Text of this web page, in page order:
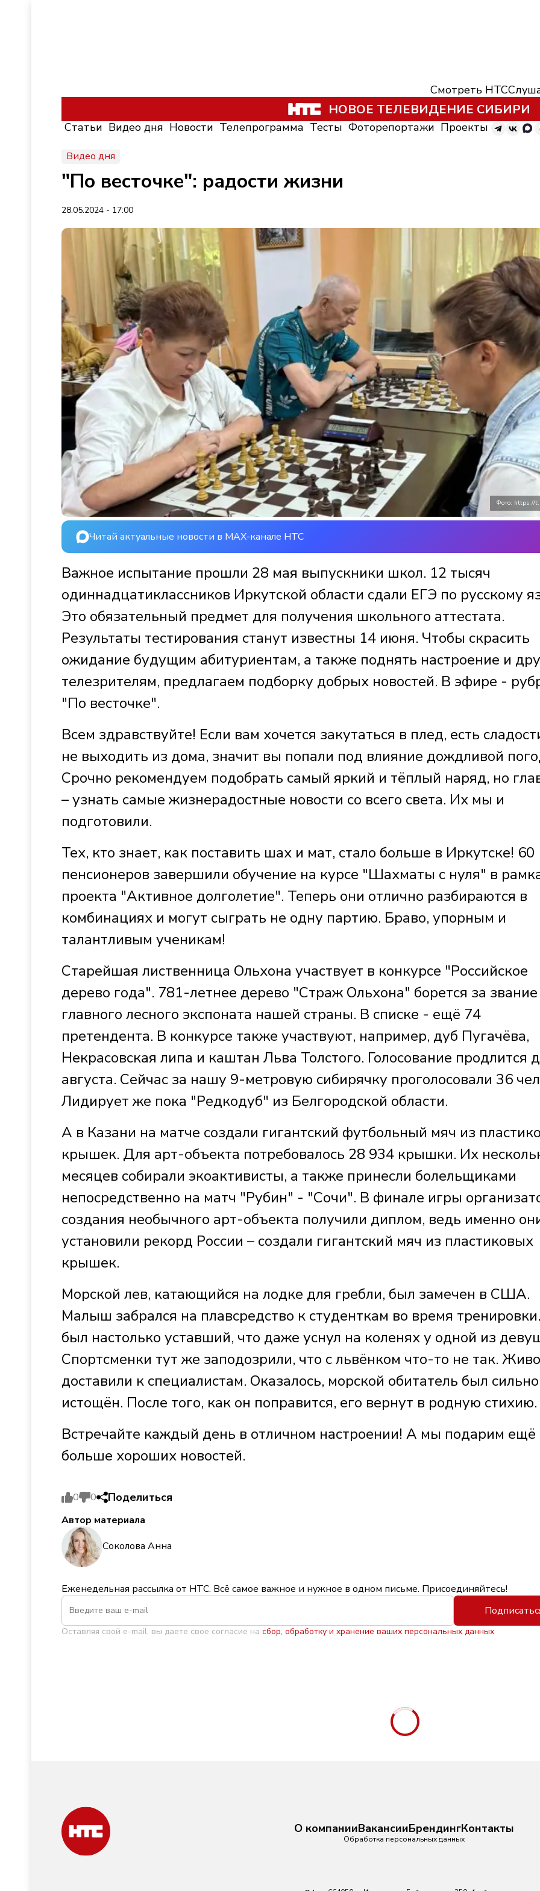
Смотреть НТС
НОВОЕ ТЕЛЕВИДЕНИЕ СИБИРИ
Статьи Видео дня Новости Телепрограмма Тесты Фоторепортажи Проекты
Видео дня
"По весточке": радости жизни
28.05.2024 - 17:00
Фото: https://
Читай актуальные новости в MAX-канале НТС
Важное испытание прошли 28 мая выпускники школ. 12 тысяч
одиннадцатиклассников Иркутской области сдали ЕГЭ по русскому
Это обязательный предмет для получения школьного аттестата.
Результаты тестирования станут известны 14 июня. Чтобы скрасить
ожидание будущим абитуриентам, а также поднять настроение и
телезрителям, предлагаем подборку добрых новостей. В эфире -
"По весточке".
Всем здравствуйте! Если вам хочется закутаться в плед, есть
не выходить из дома, значит вы попали под влияние дождливой
Срочно рекомендуем подобрать самый яркий и тёплый наряд, но
– узнать самые жизнерадостные новости со всего света. Их мы и
подготовили.
Тех, кто знает, как поставить шах и мат, стало больше в Иркутске! 60
пенсионеров завершили обучение на курсе "Шахматы с нуля" в
проекта "Активное долголетие". Теперь они отлично разбираются в
комбинациях и могут сыграть не одну партию. Браво, упорным и
талантливым ученикам!
Старейшая лиственница Ольхона участвует в конкурсе "Российское
дерево года". 781-летнее дерево "Страж Ольхона" борется за звание
главного лесного экспоната нашей страны. В списке - ещё 74
претендента. В конкурсе также участвуют, например, дуб Пугачёва,
Некрасовская липа и каштан Льва Толстого. Голосование продлится
августа. Сейчас за нашу 9-метровую сибирячку проголосовали 36
Лидирует же пока "Редкодуб" из Белгородской области.
А в Казани на матче создали гигантский футбольный мяч из
крышек. Для арт-объекта потребовалось 28 934 крышки. Их
месяцев собирали экоактивисты, а также принесли болельщиками
непосредственно на матч "Рубин" - "Сочи". В финале игры
создания необычного арт-объекта получили диплом, ведь именно
установили рекорд России – создали гигантский мяч из пластиковых
крышек.
Морской лев, катающийся на лодке для гребли, был замечен в США.
Малыш забрался на плавсредство к студенткам во время
был настолько уставший, что даже уснул на коленях у одной из
Спортсменки тут же заподозрили, что с львёнком что-то не так.
доставили к специалистам. Оказалось, морской обитатель был сильно
истощён. После того, как он поправится, его вернут в родную стихию.
Встречайте каждый день в отличном настроении! А мы подарим ещё
больше хороших новостей.
0 0 Поделиться
Автор материала
Соколова Анна
Еженедельная рассылка от НТС. Всё самое важное и нужное в одном письме. Присоединяйтесь!
Оставляя свой e-mail, вы даете свое согласие на сбор, обработку и хранение ваших персональных данных
О компанииВакансииБрендингКонтакты
Обработка персональных данных